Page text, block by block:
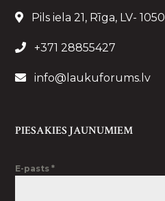
Pils iela 21, Rīga, LV- 1050
+371 28855427
info@laukuforums.lv
PIESAKIES JAUNUMIEM
E-pasts*